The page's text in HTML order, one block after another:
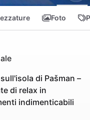
Foto
di Pašman –
di relax in
indimenticabili